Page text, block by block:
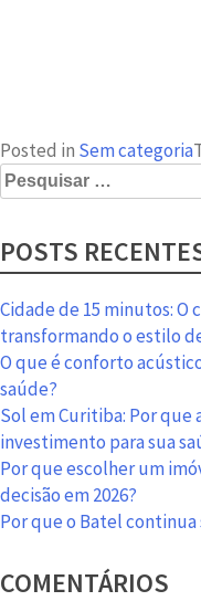
Posted in Sem categoria
Pesquisar
por:
POSTS
Cidade de 15 minutos:
transformando o estilo
O que é conforto
saúde?
Sol em Curitiba: Por que
investimento para sua
Por que escolher um
decisão em 2026?
Por que o Batel
COMENTÁRIOS